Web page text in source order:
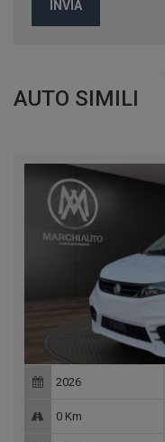
INVIA
AUTO SIMILI
2026
0 Km